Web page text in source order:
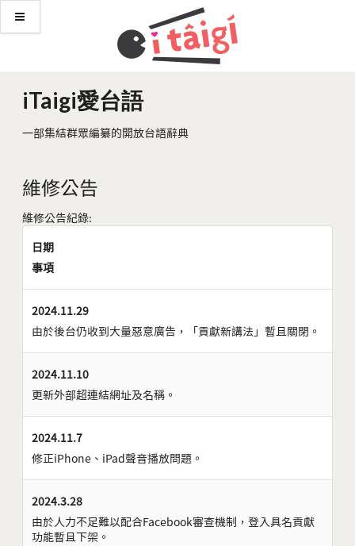
iTaigi愛台語
一部集結群眾編纂的開放台語辭典
維修公告
維修公告紀錄:
日期
事項
2024.11.29
由於後台仍收到大量惡意廣告，「貢獻新講法」暫且關閉。
2024.11.10
更新外部超連結網址及名稱。
2024.11.7
修正iPhone、iPad聲音播放問題。
2024.3.28
由於人力不足難以配合Facebook審查機制，登入具名貢獻
功能暫且下架。